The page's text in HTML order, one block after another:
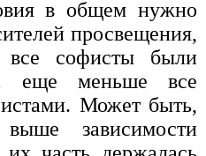
в об­щем нужно
просвещения,
все софисты были
а еще меньше все
Может быть,
зависимости